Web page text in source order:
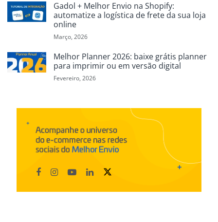
Gadol + Melhor Envio na Shopify:
automatize a logística de frete da sua loja
online
Março, 2026
Melhor Planner 2026: baixe grátis planner
para imprimir ou em versão digital
Fevereiro, 2026